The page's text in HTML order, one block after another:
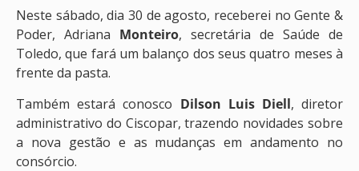
Neste sábado, dia 30 de agosto, receberei no Gente &
Poder, Adriana Monteiro, secretária de Saúde de
Toledo, que fará um balanço dos seus quatro meses à
frente da pasta.
Também estará conosco Dilson Luis Diell, diretor
administrativo do Ciscopar, trazendo novidades sobre
a nova gestão e as mudanças em andamento no
consórcio.